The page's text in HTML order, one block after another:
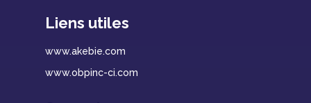
Liens utiles
www.akebie.com
www.obpinc-ci.com